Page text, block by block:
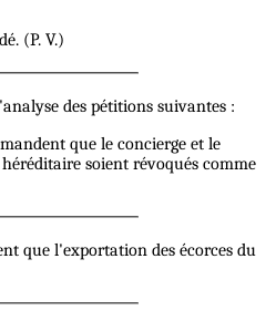
(P. V.)
des pétitions suivantes :
que le concierge et le
soient révoqués comme
que l'exportation des écorces du